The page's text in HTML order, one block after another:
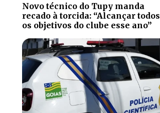
Novo técnico do Tupy manda
recado à torcida: “Alcançar todos
os objetivos do clube esse ano”